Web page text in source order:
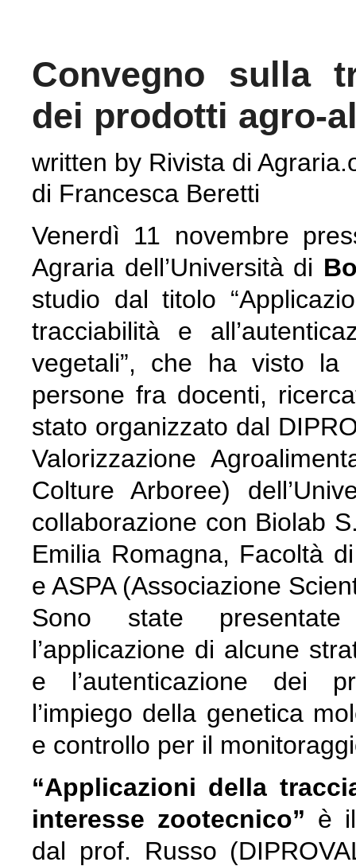
Convegno sulla
dei prodotti agro-
written by Rivista di
di Francesca Beretti
Venerdì 11 novembre
Agraria dell’Università di
studio dal titolo
tracciabilità e
vegetali”, che ha visto la
persone fra docenti,
stato organizzato dal
Valorizzazione
Colture Arboree)
collaborazione con Biolab
Emilia Romagna, Facoltà
e ASPA (Associazione
Sono state
l’applicazione di alcune
e l’autenticazione dei
l’impiego della genetica
e controllo per il
“Applicazioni della
interesse zootecnico” è
dal prof. Russo